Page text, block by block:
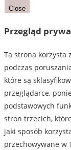
Close
Przegląd
Ta strona korzysta
podczas
które są
przeglądarce,
podstawowych
stron trzecich,
jaki sposób
przechowywane w